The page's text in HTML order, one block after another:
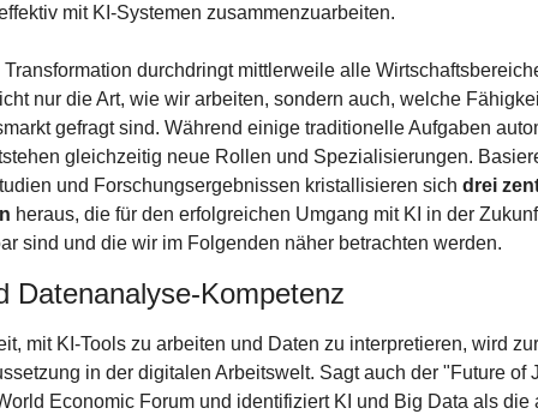
mit KI-Systemen zusammenzuarbeiten.
durchdringt mittlerweile alle
nur die Art, wie wir arbeiten, sondern auch, welche
gefragt sind. Während einige traditionelle Aufgaben
gleichzeitig neue Rollen und Spezialisierungen.
und Forschungsergebnissen kristallisieren sich drei
heraus, die für den erfolgreichen Umgang mit KI in der
sind und die wir im Folgenden näher betrachten werden.
Datenanalyse-Kompetenz
mit KI-Tools zu arbeiten und Daten zu interpretieren, wird zur
in der digitalen Arbeitswelt. Sagt auch der "Future of
Economic Forum und identifiziert KI und Big Data als die